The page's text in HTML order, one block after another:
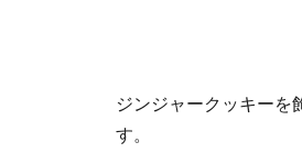
ジンジャークッキーを
す。